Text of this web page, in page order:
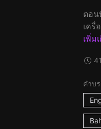
ตอน
เครื่
เพิ่ม
คำบ